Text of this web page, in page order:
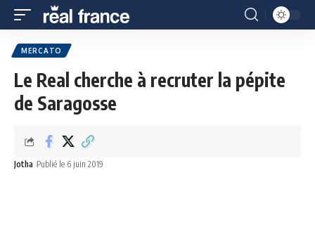
MERCATO
Le Real cherche à recruter la pépite
de Saragosse
Jotha Publié le 6 juin 2019